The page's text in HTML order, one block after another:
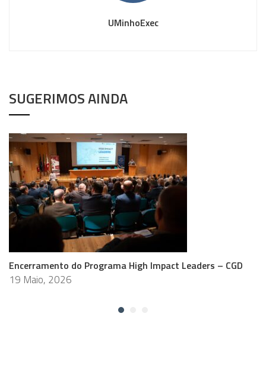
UMinhoExec
SUGERIMOS AINDA
Encerramento do Programa High Impact Leaders – CGD
19 Maio, 2026